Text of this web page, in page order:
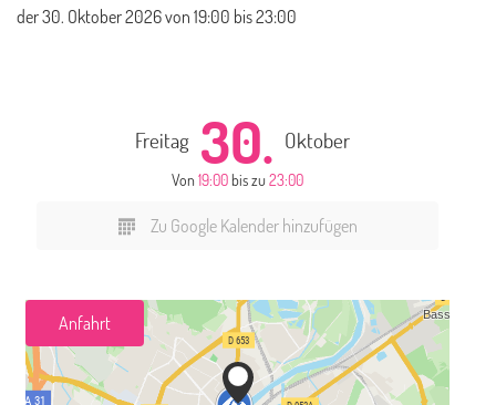
der30. Oktober 2026von 19:00 bis 23:00
Freitag 30. Oktober
Von 19:00bis zu23:00
Zu Google Kalender hinzufügen
Anfahrt